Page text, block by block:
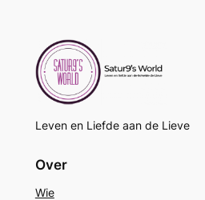
Leven en Liefde aan de Lieve
Over
Wie